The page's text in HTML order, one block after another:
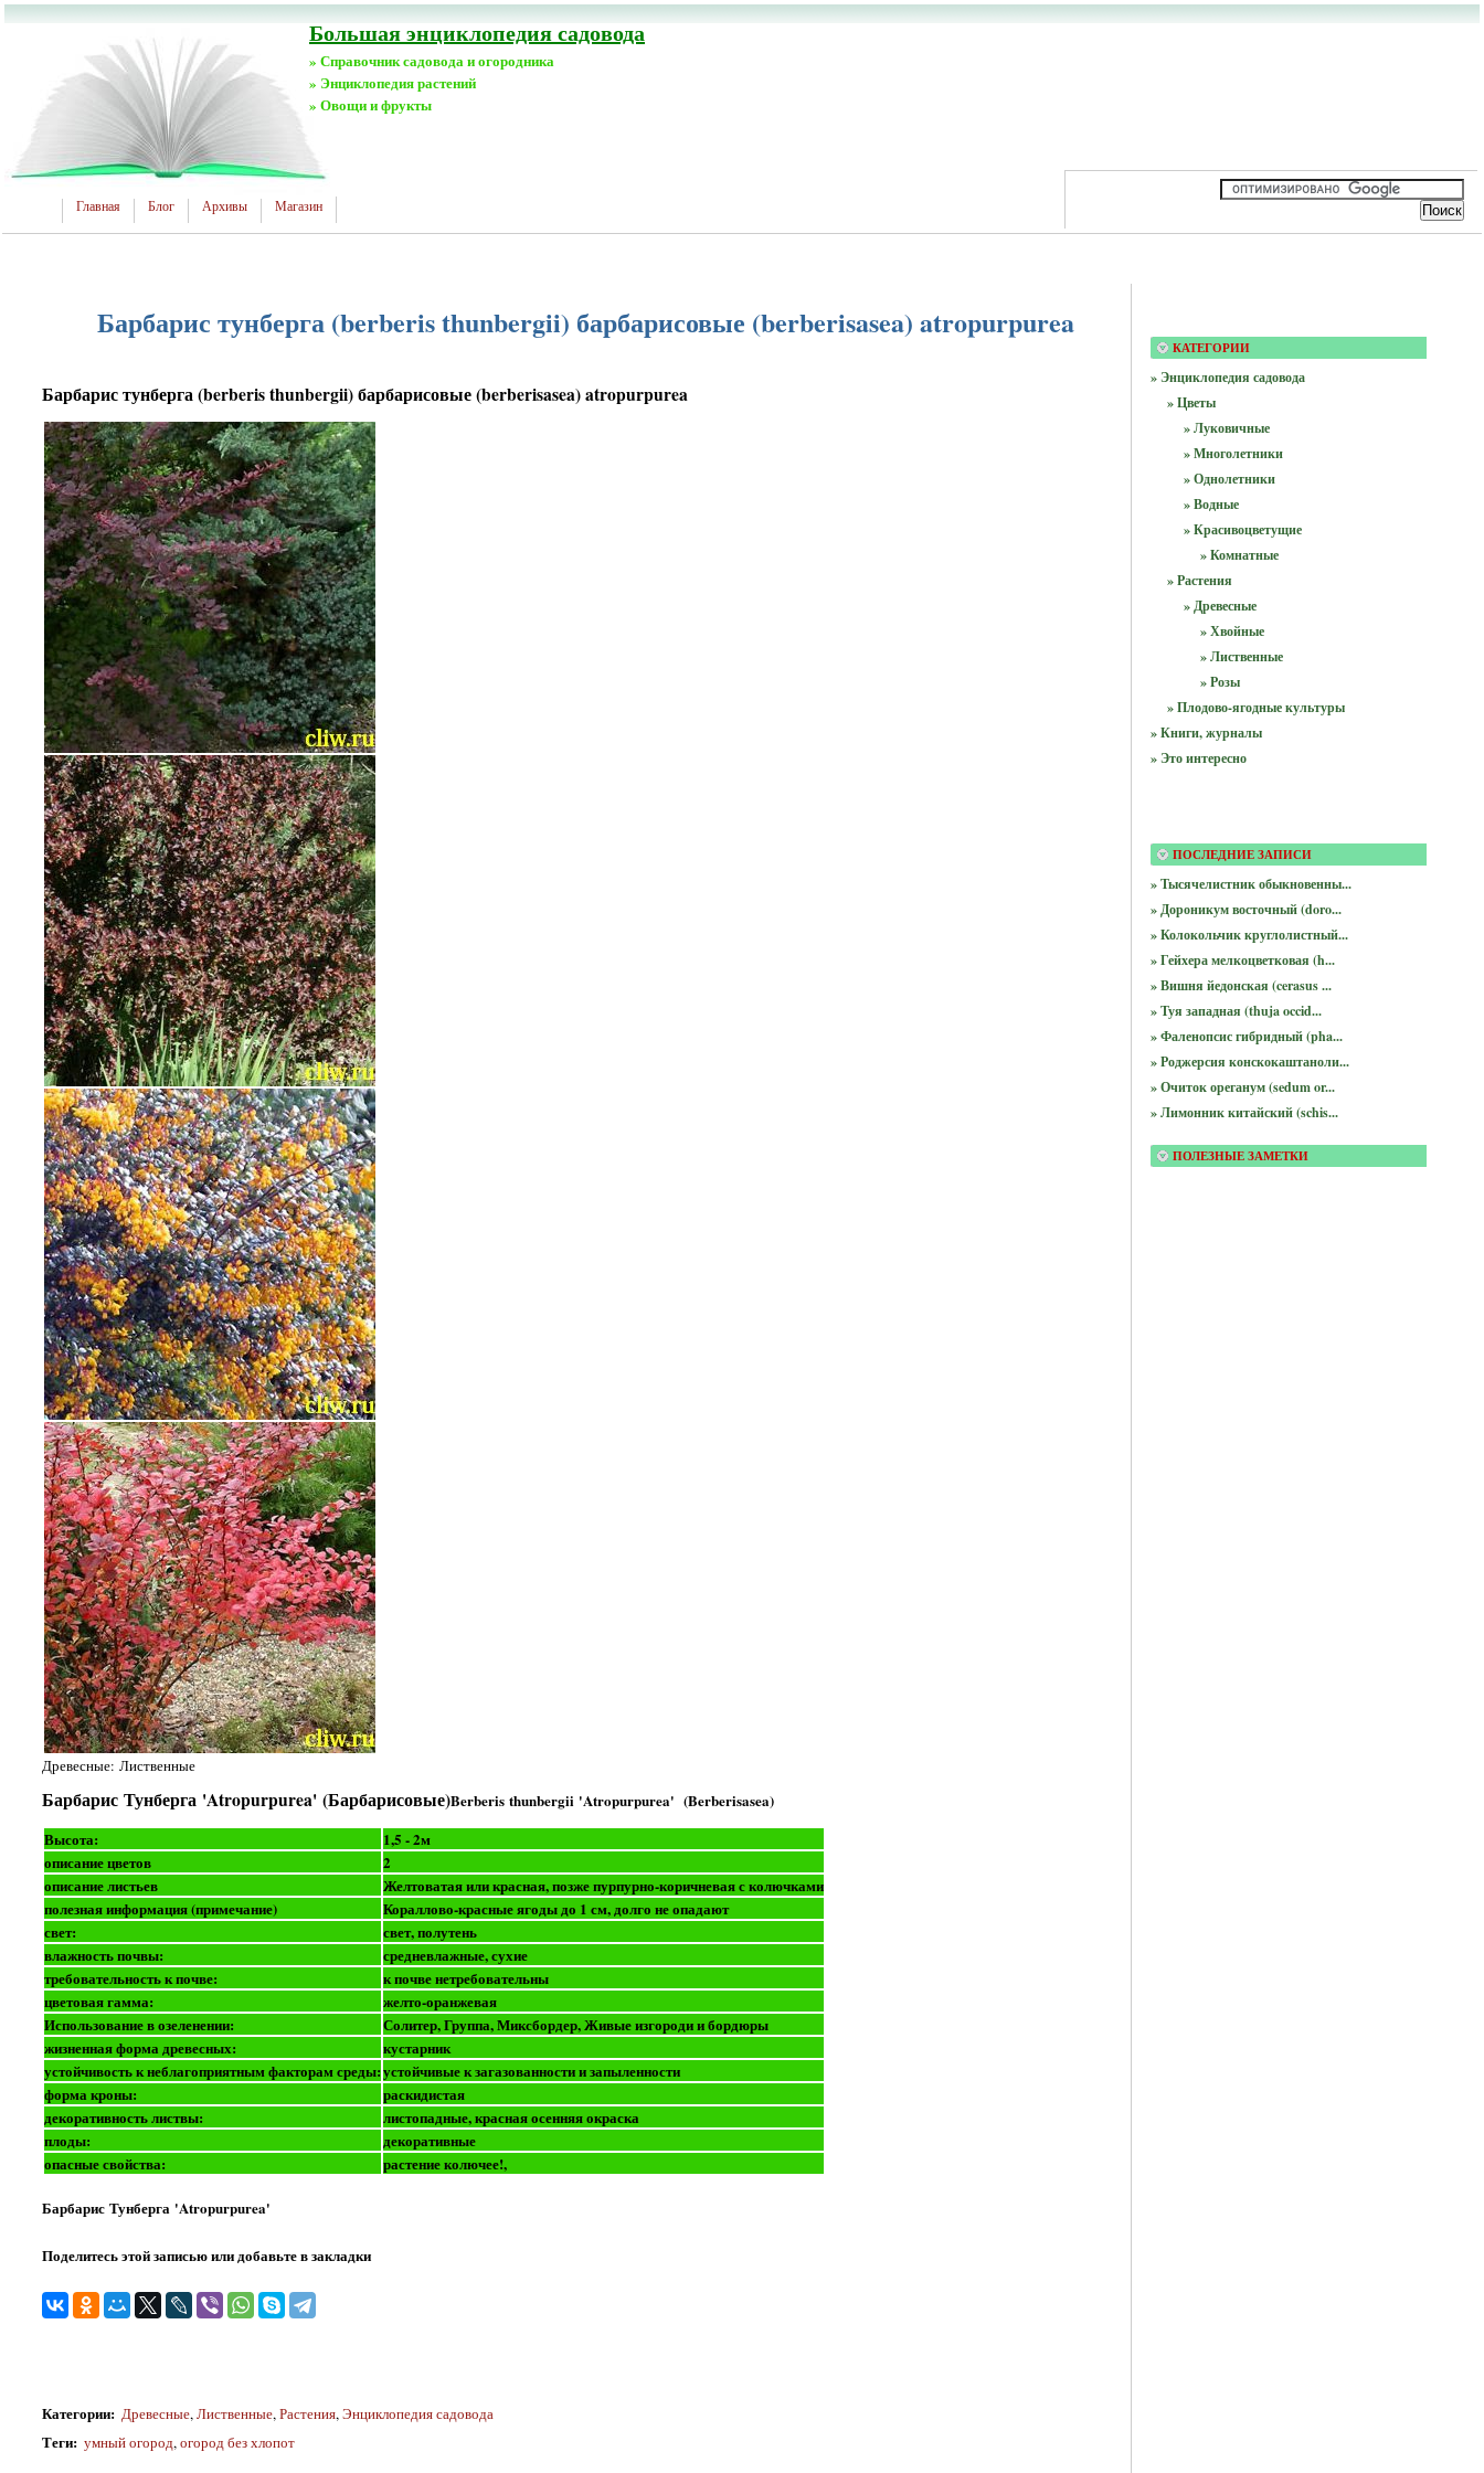
Большая энциклопедия садовода
» Справочник садовода и огородника
» Энциклопедия растений
» Овощи и фрукты
Главная Блог Архивы Магазин
Барбарис тунберга (berberis thunbergii) барбарисовые (berberisasea) atropurpurea
Барбарис тунберга (berberis thunbergii) барбарисовые (berberisasea) atropurpurea
Древесные: Лиственные
Барбарис Тунберга 'Atropurpurea' (Барбарисовые)Berberis thunbergii 'Atropurpurea' (Berberisasea)
Высота:
1,5 - 2м
описание цветов
2
описание листьев
Желтоватая или красная, позже пурпурно-коричневая с колючками
полезная информация (примечание)
Кораллово-красные ягоды до 1 см, долго не опадают
свет:
свет, полутень
влажность почвы:
средневлажные, сухие
требовательность к почве:
к почве нетребовательны
цветовая гамма:
желто-оранжевая
Использование в озеленении:
Солитер, Группа, Миксбордер, Живые изгороди и бордюры
жизненная форма древесных:
кустарник
устойчивость к неблагоприятным факторам среды:устойчивые к загазованности и запыленности
форма кроны:
раскидистая
декоративность листвы:
листопадные, красная осенняя окраска
плоды:
декоративные
опасные свойства:
растение колючее!,
Барбарис Тунберга 'Atropurpurea'
Поделитесь этой записью или добавьте в закладки
Категории: Древесные,Лиственные,Растения,Энциклопедия садовода
Теги: умный огород,огород без хлопот
КАТЕГОРИИ
» Энциклопедия садовода
» Цветы
» Луковичные
» Многолетники
» Однолетники
» Водные
» Красивоцветущие
» Комнатные
» Растения
» Древесные
» Хвойные
» Лиственные
» Розы
» Плодово-ягодные культуры
» Книги, журналы
» Это интересно
ПОСЛЕДНИЕ ЗАПИСИ
» Тысячелистник обыкновенны...
» Дороникум восточный (doro...
» Колокольчик круглолистный...
» Гейхера мелкоцветковая (h...
» Вишня йедонская (cerasus ...
» Туя западная (thuja occid...
» Фаленопсис гибридный (pha...
» Роджерсия конскокаштаноли...
» Очиток ореганум (sedum or...
» Лимонник китайский (schis...
ПОЛЕЗНЫЕ ЗАМЕТКИ